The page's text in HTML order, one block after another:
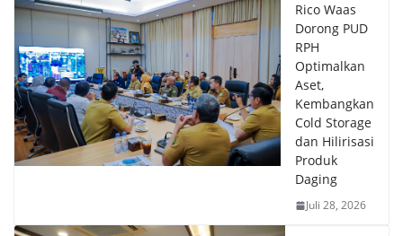
Rico Waas
Dorong PUD
RPH
Optimalkan
Aset,
Kembangkan
Cold Storage
dan Hilirisasi
Produk
Daging
Juli 28, 2026